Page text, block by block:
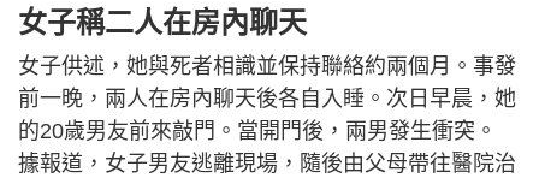
女子稱二人在房內聊天
女子供述，她與死者相識並保持聯絡約兩個月。事發
前一晚，兩人在房內聊天後各自入睡。次日早晨，她
的20歲男友前來敲門。當開門後，兩男發生衝突。
據報道，女子男友逃離現場，隨後由父母帶往醫院治